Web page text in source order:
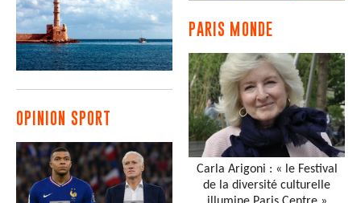
OPINION SPORT
PARIS MONDE
Carla Arigoni : « le Festival
de la diversité culturelle